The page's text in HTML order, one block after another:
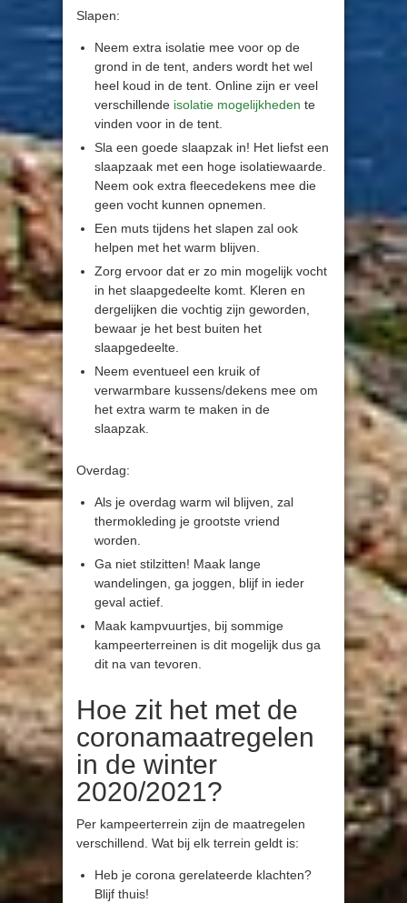
Slapen:
Neem extra isolatie mee voor op de
grond in de tent, anders wordt het wel
heel koud in de tent. Online zijn er veel
verschillende isolatie mogelijkheden te
vinden voor in de tent.
Sla een goede slaapzak in! Het liefst een
slaapzaak met een hoge isolatiewaarde.
Neem ook extra fleecedekens mee die
geen vocht kunnen opnemen.
Een muts tijdens het slapen zal ook
helpen met het warm blijven.
Zorg ervoor dat er zo min mogelijk vocht
in het slaapgedeelte komt. Kleren en
dergelijken die vochtig zijn geworden,
bewaar je het best buiten het
slaapgedeelte.
Neem eventueel een kruik of
verwarmbare kussens/dekens mee om
het extra warm te maken in de
slaapzak.
Overdag:
Als je overdag warm wil blijven, zal
thermokleding je grootste vriend
worden.
Ga niet stilzitten! Maak lange
wandelingen, ga joggen, blijf in ieder
geval actief.
Maak kampvuurtjes, bij sommige
kampeerterreinen is dit mogelijk dus ga
dit na van tevoren.
Hoe zit het met de
coronamaatregelen
in de winter
2020/2021?
Per kampeerterrein zijn de maatregelen
verschillend. Wat bij elk terrein geldt is:
Heb je corona gerelateerde klachten?
Blijf thuis!